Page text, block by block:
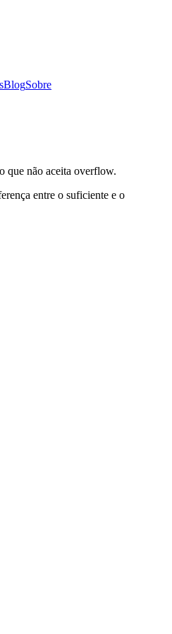
BlogSobre
que não aceita overflow.
entre o suficiente e o